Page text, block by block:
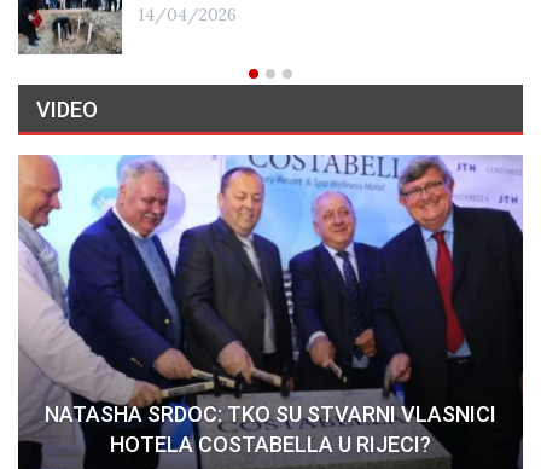
14/04/2026
VIDEO
NATASHA SRDOC: TKO SU STVARNI VLASNICI
HOTELA COSTABELLA U RIJECI?